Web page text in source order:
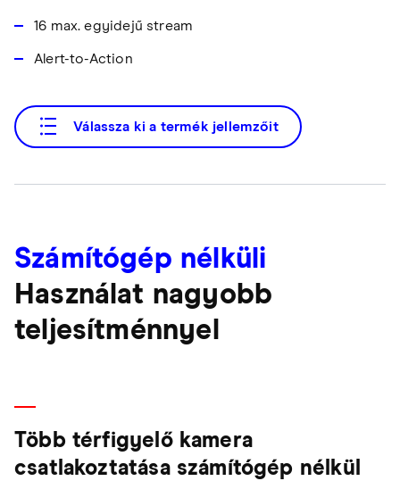
16 max. egyidejű stream
Alert-to-Action
Válassza ki a termék jellemzőit
Számítógép nélküli
Használat nagyobb
teljesítménnyel
Több térfigyelő kamera
csatlakoztatása számítógép nélkül